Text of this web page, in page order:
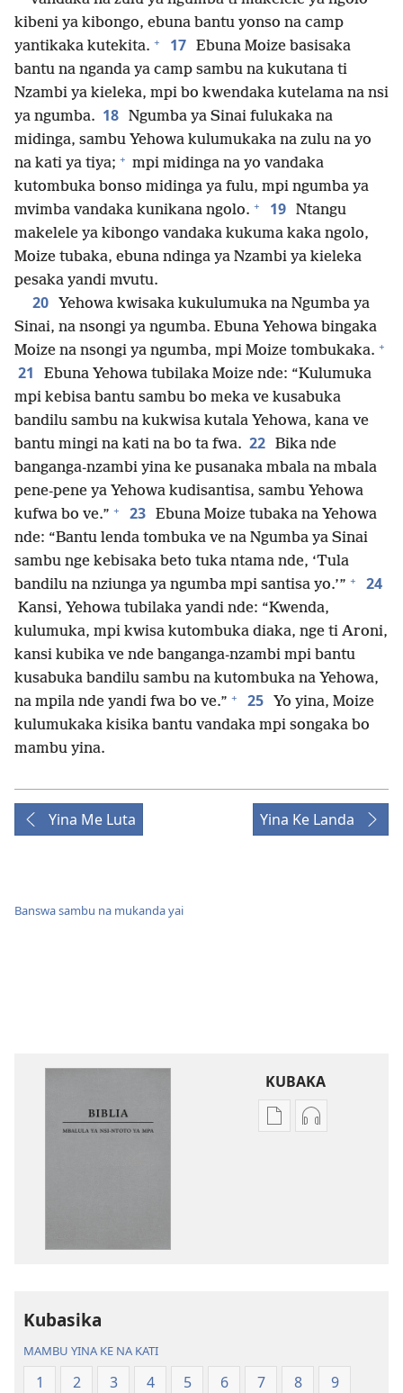
kibeni ya kibongo, ebuna bantu yonso na camp
yantikaka kutekita. + 17 Ebuna Moize basisaka
bantu na nganda ya camp sambu na kukutana ti
Nzambi ya kieleka, mpi bo kwendaka kutelama na nsi
ya ngumba. 18 Ngumba ya Sinai fulukaka na
midinga, sambu Yehowa kulumukaka na zulu na yo
na kati ya tiya; + mpi midinga na yo vandaka
kutombuka bonso midinga ya fulu, mpi ngumba ya
mvimba vandaka kunikana ngolo. + 19 Ntangu
makelele ya kibongo vandaka kukuma kaka ngolo,
Moize tubaka, ebuna ndinga ya Nzambi ya kieleka
pesaka yandi mvutu.
20
Yehowa kwisaka kukulumuka na Ngumba ya
Sinai, na nsongi ya ngumba. Ebuna Yehowa bingaka
Moize na nsongi ya ngumba, mpi Moize tombukaka. +
21
Ebuna Yehowa tubilaka Moize nde: “Kulumuka
mpi kebisa bantu sambu bo meka ve kusabuka
bandilu sambu na kukwisa kutala Yehowa, kana ve
bantu mingi na kati na bo ta fwa. 22 Bika nde
banganga-nzambi yina ke pusanaka mbala na mbala
pene-pene ya Yehowa kudisantisa, sambu Yehowa
kufwa bo ve.” + 23 Ebuna Moize tubaka na Yehowa
nde: “Bantu lenda tombuka ve na Ngumba ya Sinai
sambu nge kebisaka beto tuka ntama nde, ‘Tula
bandilu na nziunga ya ngumba mpi santisa yo.’” + 24
Kansi, Yehowa tubilaka yandi nde: “Kwenda,
kulumuka, mpi kwisa kutombuka diaka, nge ti Aroni,
kansi kubika ve nde banganga-nzambi mpi bantu
kusabuka bandilu sambu na kutombuka na Yehowa,
na mpila nde yandi fwa bo ve.” + 25
Yo yina, Moize
kulumukaka kisika bantu vandaka mpi songaka bo
mambu yina.
Yina Me Luta Yina Ke Landa
Banswa sambu na mukanda yai
KUBAKA
Bisika
Mbalula
Bisika
Mbalula
Kubasika
MAMBU YINA KE NA KATI
1 2 3 4 5 6 7 8
9